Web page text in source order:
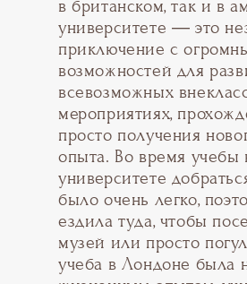
в британском, так и в
университете — это
приключение с
возможностей для
всевозможных
мероприятиях,
просто получения
опыта. Во время учебы
университете
было очень легко,
ездила туда, чтобы
музей или просто
учеба в Лондоне была